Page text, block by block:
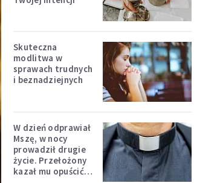
Skuteczna
modlitwa w
sprawach trudnych
i beznadziejnych
W dzień odprawiał
Mszę, w nocy
prowadził drugie
życie. Przełożony
kazał mu opuścić